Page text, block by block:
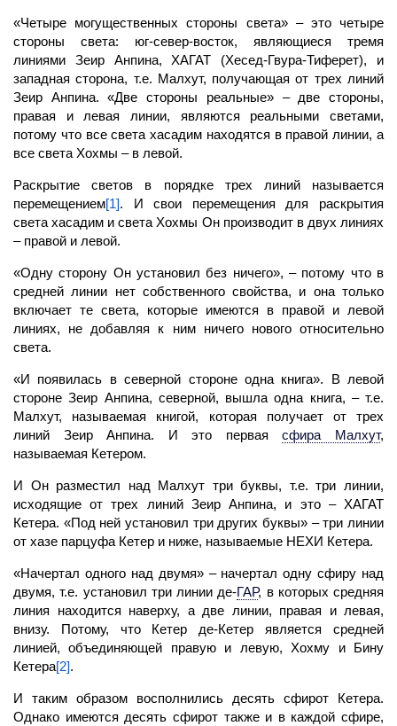
«Четыре могущественных стороны света» – это четыре
стороны света: юг-север-восток, являющиеся тремя
линиями Зеир Анпина, ХАГАТ (Хесед-Гвура-Тиферет), и
западная сторона, т.е. Малхут, получающая от трех линий
Зеир Анпина. «Две стороны реальные» – две стороны,
правая и левая линии, являются реальными светами,
потому что все света хасадим находятся в правой линии, а
все света Хохмы – в левой.
Раскрытие светов в порядке трех линий называется
перемещением[1]. И свои перемещения для раскрытия
света хасадим и света Хохмы Он производит в двух линиях
– правой и левой.
«Одну сторону Он установил без ничего», – потому что в
средней линии нет собственного свойства, и она только
включает те света, которые имеются в правой и левой
линиях, не добавляя к ним ничего нового относительно
света.
«И появилась в северной стороне одна книга». В левой
стороне Зеир Анпина, северной, вышла одна книга, – т.е.
Малхут, называемая книгой, которая получает от трех
линий Зеир Анпина. И это первая
сфира Малхут,
называемая Кетером.
И Он разместил над Малхут три буквы, т.е. три линии,
исходящие от трех линий Зеир Анпина, и это –ХАГАТ
Кетера. «Под ней установил три других буквы» – три линии
от хазе парцуфа Кетер и ниже, называемые НЕХИ Кетера.
«Начертал одного над двумя» – начертал одну сфиру над
двумя, т.е. установил три линии де-ГАР, в которых средняя
линия находится наверху, а две линии, правая и левая,
внизу. Потому, что Кетер де-Кетер является средней
линией, объединяющей правую и левую, Хохму и Бину
Кетера[2].
И таким образом восполнились десять сфирот Кетера.
Однако имеются десять сфирот также и в каждой сфире,